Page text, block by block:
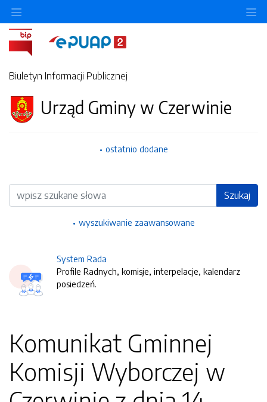
Biuletyn Informacji Publicznej
Urząd Gminy w Czerwinie
ostatnio dodane
Wyszukiwarka Szukaj
wyszukiwanie zaawansowane
System Rada
Profile Radnych, komisje, interpelacje, kalendarz
posiedzeń.
Komunikat Gminnej
Komisji Wyborczej w